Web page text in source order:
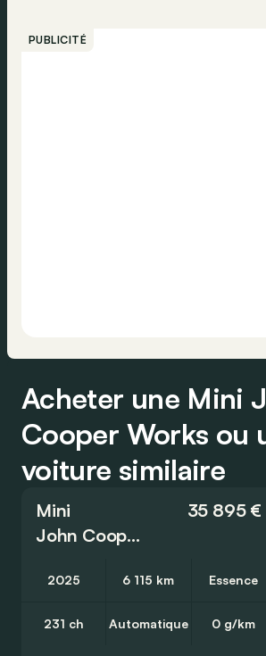
PUBLICITÉ
Acheter une Mini
Cooper Works ou
voiture similaire
Mini
John Cooper Works
35 895 €
2025 6 115 km Essence
231 ch Automatique 0 g/km